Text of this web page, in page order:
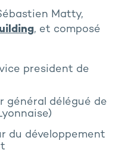
Matty,
, et composé
president de
général délégué de
du développement